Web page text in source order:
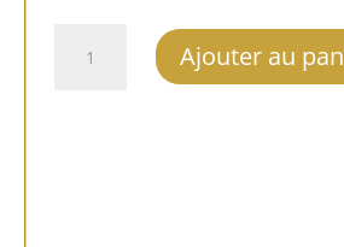
Ajouter au